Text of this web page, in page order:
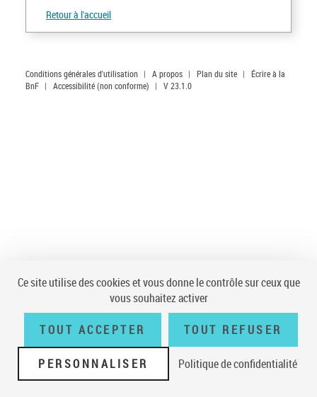
Retour à l'accueil
Conditions générales d'utilisation | A propos | Plan du site |
Écrire à la
BnF | Accessibilité (non conforme) | V 23.1.0
Ce site utilise des cookies et vous donne le contrôle sur ceux que
vous souhaitez activer
TOUT ACCEPTER TOUT REFUSER
PERSONNALISER Politique de confidentialité